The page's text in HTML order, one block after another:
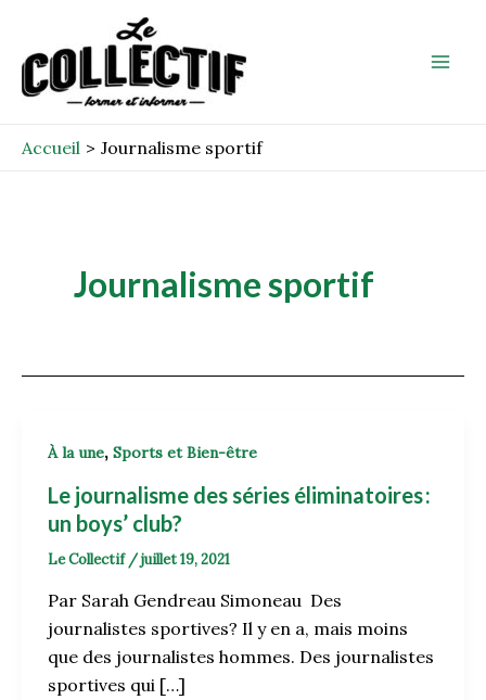
contenu
Accueil Journalisme sportif
Journalisme sportif
À la une, Sports et Bien-être
Le journalisme des séries éliminatoires :
un boys’ club?
Le Collectif /juillet 19, 2021
Par Sarah Gendreau Simoneau Des
journalistes sportives? Il y en a, mais moins
que des journalistes hommes. Des journalistes
sportives qui […]